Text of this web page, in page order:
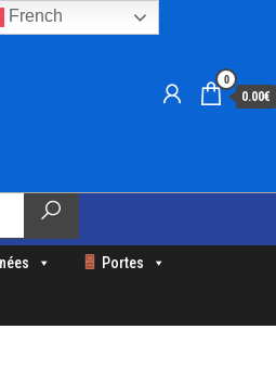
0
0.00€
Portes
French